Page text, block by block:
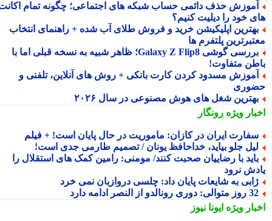
حذف دائمی حساب شبکه های اجتماعی؛ چگونه تمام اکانت
خود را دیلیت کنیم؟
اپلیکیشن خرید و فروش طلای آب شده + راهنمای انتخاب
پلتفرم ها
بررسی گوشی Galaxy Z Flip8؛ ظاهر شبیه به نسخه قبلی اما با
متفاوت!
مسدود کردن کارت بانکی + روش های آنلاین، تلفنی و
شغل های هوش مصنوعی در سال ۲۰۲۶
ویژهرونگار
ایران در کازان: ماموریت در حال پایان است! + فیلم
جلو بیاید، خداحافظ یونان / تصمیم طارمی جدی است!
با رضاییان صحبت کنند/ مومنی: رامین کمک های استقلال را
نرود
به شایعات پایان داد: چلسی دروازبان نمی خرد
دوری رونالدو از النصر ادامه دارد
ویژهایونا نیوز